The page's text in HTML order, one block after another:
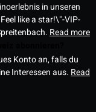
in unseren
like a star!\"-VIP-
Read more
Konto an, falls du
Interessen aus. Read